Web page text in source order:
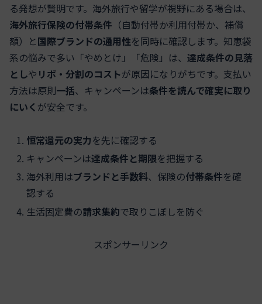
る発想が賢明です。海外旅行や留学が視野にある場合は、
海外旅行保険の付帯条件 （自動付帯か利用付帯か、補償
額）と国際ブランドの通用性を同時に確認します。知恵袋
系の悩みで多い「やめとけ」「危険」は、 達成条件の見落
としや リボ・分割のコストが原因になりがちです。支払い
方法は原則一括、キャンペーンは条件を読んで確実に取り
にいく が安全です。
恒常還元の実力を先に確認する
キャンペーンは達成条件と期限を把握する
海外利用はブランドと手数料、保険の付帯条件を確
認する
生活固定費の請求集約で取りこぼしを防ぐ
スポンサーリンク